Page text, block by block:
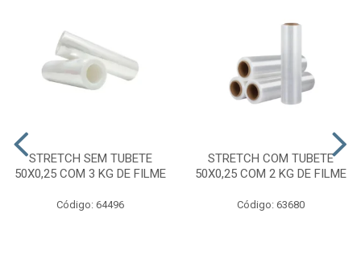
STRETCH SEM TUBETE
50X0,25 COM 3 KG DE FILME
Código: 64496
STRETCH COM TUBETE
50X0,25 COM 2 KG DE FILME
Código: 63680